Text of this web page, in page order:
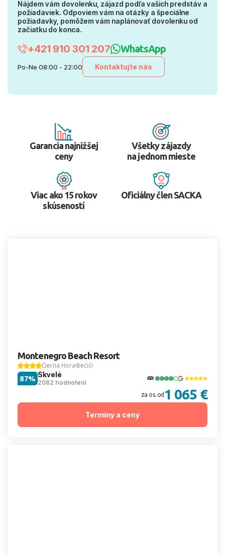
Nájdem vám dovolenku, zájazd podľa vašich predstáv a
požiadaviek. Odpoviem vám na otázky a špeciálne
požiadavky, pomôžem vám naplánovať dovolenku od
začiatku do konca.
+421 910 301 207 WhatsApp
Po-Ne 08:00 - 22:00 Kontaktujte nás
Garancia najnižšej
ceny
Všetky zájazdy
na jednom mieste
Viac ako 15 rokov
skúseností
Oficiálny člen SACKA
Montenegro Beach Resort
Čierna Hora Bečiči
Skvelé
2082 hodnotení
87%
za os. od 1 065 €
Termíny a ceny